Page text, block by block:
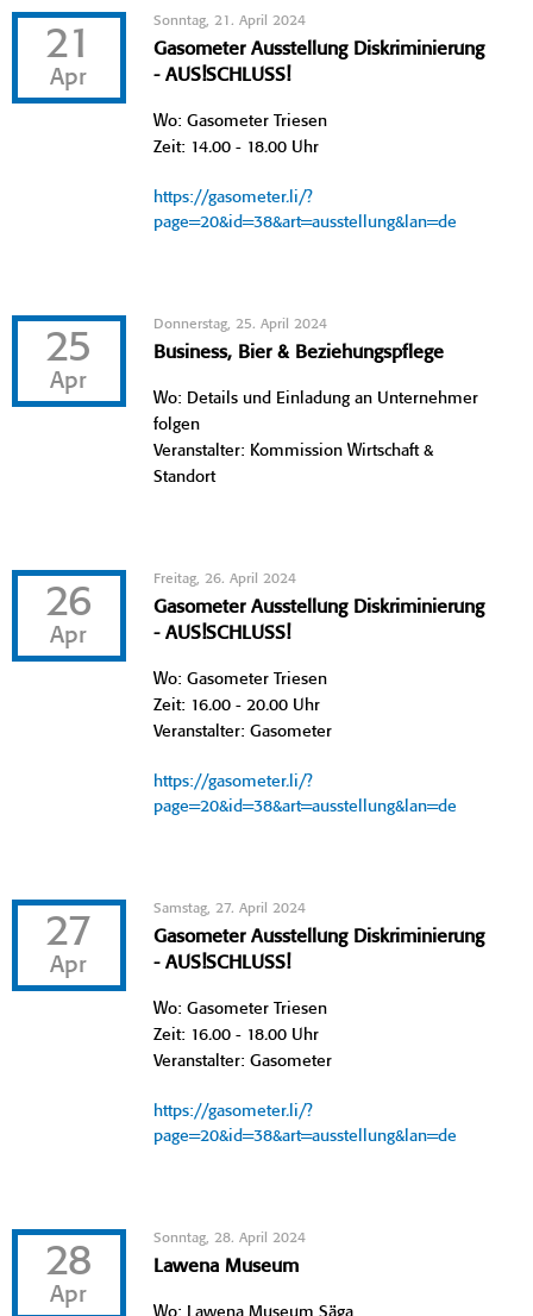
21
Apr
Sonntag, 21. April 2024
Gasometer Ausstellung Diskriminierung
- AUS!SCHLUSS!
Wo: Gasometer Triesen
Zeit: 14.00 - 18.00 Uhr
https://gasometer.li/?
page=20&id=38&art=ausstellung&lan=de
25
Apr
Donnerstag, 25. April 2024
Business, Bier & Beziehungspflege
Wo: Details und Einladung an Unternehmer
folgen
Veranstalter: Kommission Wirtschaft &
Standort
26
Apr
Freitag, 26. April 2024
Gasometer Ausstellung Diskriminierung
- AUS!SCHLUSS!
Wo: Gasometer Triesen
Zeit: 16.00 - 20.00 Uhr
Veranstalter: Gasometer
https://gasometer.li/?
page=20&id=38&art=ausstellung&lan=de
27
Apr
Samstag, 27. April 2024
Gasometer Ausstellung Diskriminierung
- AUS!SCHLUSS!
Wo: Gasometer Triesen
Zeit: 16.00 - 18.00 Uhr
Veranstalter: Gasometer
https://gasometer.li/?
page=20&id=38&art=ausstellung&lan=de
28
Apr
Sonntag, 28. April 2024
Lawena Museum
Wo: Lawena Museum Säga